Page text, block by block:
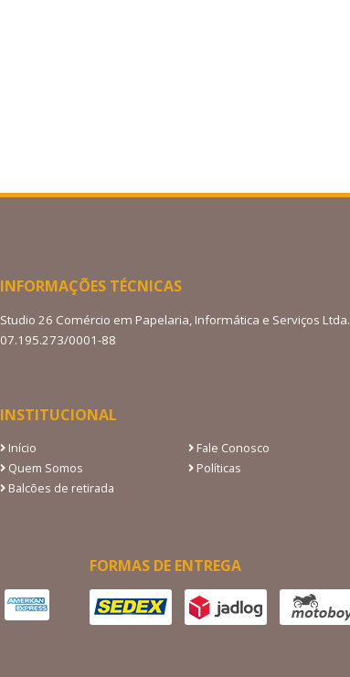
INFORMAÇÕES TÉCNICAS
Studio 26 Comércio em Papelaria, Informática e Serviços Ltda.
07.195.273/0001-88
INSTITUCIONAL
Início
Fale Conosco
Quem Somos
Políticas
Balcões de retirada
FORMAS DE ENTREGA